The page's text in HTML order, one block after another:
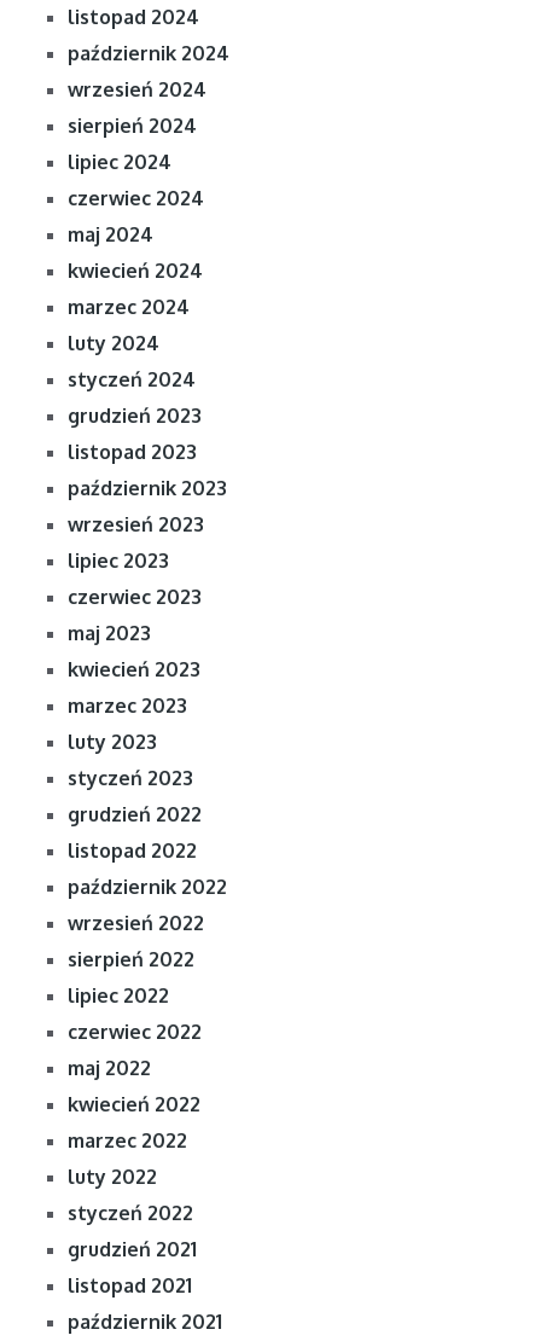
listopad 2024
październik 2024
wrzesień 2024
sierpień 2024
lipiec 2024
czerwiec 2024
maj 2024
kwiecień 2024
marzec 2024
luty 2024
styczeń 2024
grudzień 2023
listopad 2023
październik 2023
wrzesień 2023
lipiec 2023
czerwiec 2023
maj 2023
kwiecień 2023
marzec 2023
luty 2023
styczeń 2023
grudzień 2022
listopad 2022
październik 2022
wrzesień 2022
sierpień 2022
lipiec 2022
czerwiec 2022
maj 2022
kwiecień 2022
marzec 2022
luty 2022
styczeń 2022
grudzień 2021
listopad 2021
październik 2021